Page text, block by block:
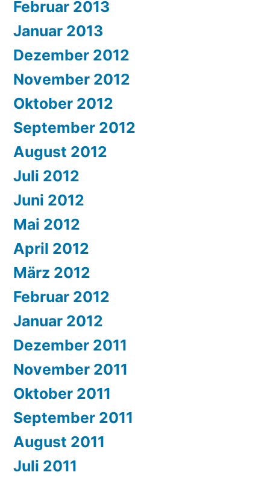
Februar 2013
Januar 2013
Dezember 2012
November 2012
Oktober 2012
September 2012
August 2012
Juli 2012
Juni 2012
Mai 2012
April 2012
März 2012
Februar 2012
Januar 2012
Dezember 2011
November 2011
Oktober 2011
September 2011
August 2011
Juli 2011